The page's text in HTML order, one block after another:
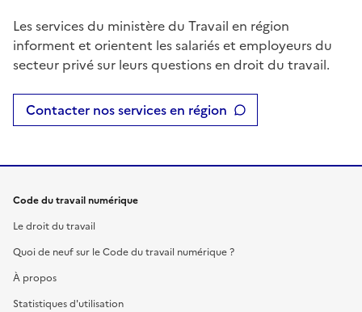
Les services du ministère du Travail en région
informent et orientent les salariés et employeurs du
secteur privé sur leurs questions en droit du travail.
Contacter nos services en région
Code du travail numérique
Le droit du travail
Quoi de neuf sur le Code du travail numérique ?
À propos
Statistiques d'utilisation